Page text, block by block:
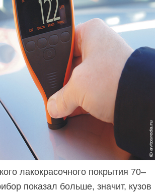
лакокрасочного покрытия 70–
показал больше, значит, кузов